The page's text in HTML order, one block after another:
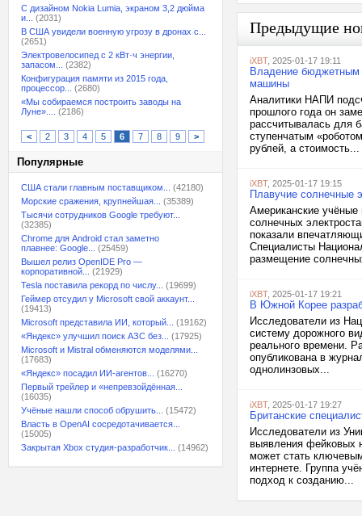
С дизайном Nokia Lumia, экраном 3,2 дюйма
и...
(2031)
В США увидели военную угрозу в дронах с...
(2651)
Электровелосипед с 2 кВт·ч энергии,
запасом...
(2382)
Конфигурация памяти из 2015 года,
процессор...
(2680)
«Мы собираемся построить заводы на
Луне»....
(2186)
< 2 3 4 5 6 7 8 9 >
Популярные
США стали главным поставщиком...
(42180)
Морские сражения, крупнейшая...
(35389)
Тысячи сотрудников Google требуют...
(32385)
Chrome для Android стал заметно
плавнее: Google...
(25459)
Вышел релиз OpenIDE Pro —
корпоративной...
(21929)
Tesla поставила рекорд по числу...
(19699)
Геймер отсудил у Microsoft свой аккаунт...
(19413)
Microsoft представила ИИ, который...
(19162)
«Яндекс» улучшил поиск АЗС без...
(17925)
Microsoft и Mistral обменяются моделями...
(17683)
«Яндекс» посадил ИИ-агентов...
(16270)
Первый трейлер и «непревзойдённая...
(16035)
Учёные нашли способ обрушить...
(15472)
Власть в OpenAI сосредотачивается...
(15005)
Закрытая Xbox студия-разработчик...
(14962)
Предыдущие
iXBT, 2025-01-17 19:11
Владение бюджетным
машины
Аналитики НАПИ
прошлого года он
рассчитывалась для
ступенчатым
рублей, а стоимость...
iXBT, 2025-01-17 19:15
Плавучие солнечные
Американские
солнечных
показали
Специалисты
размещение
iXBT, 2025-01-17 19:21
В Южной Корее
Исследователи из
систему дорожного
реального времени.
опубликована в
однолинзовых...
iXBT, 2025-01-17 19:27
Британские
Исследователи из
выявления фейковых
может стать
интернете. Группа
подход к созданию...